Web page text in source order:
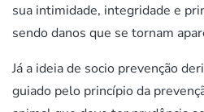
sua intimidade, integridade e
sendo danos que se tornam
Já a ideia de socio prevenção
guiado pelo princípio da